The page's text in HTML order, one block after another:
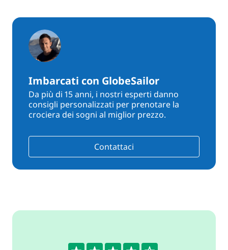
Imbarcati con GlobeSailor
Da più di 15 anni, i nostri esperti danno
consigli personalizzati per prenotare la
crociera dei sogni al miglior prezzo.
Contattaci
4